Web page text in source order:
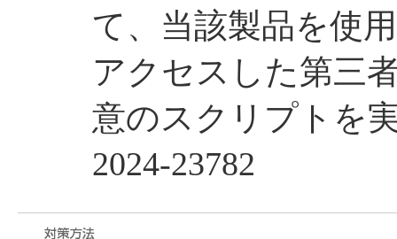
て、当該製品を使
アクセスした第三
意のスクリプトを
2024-23782